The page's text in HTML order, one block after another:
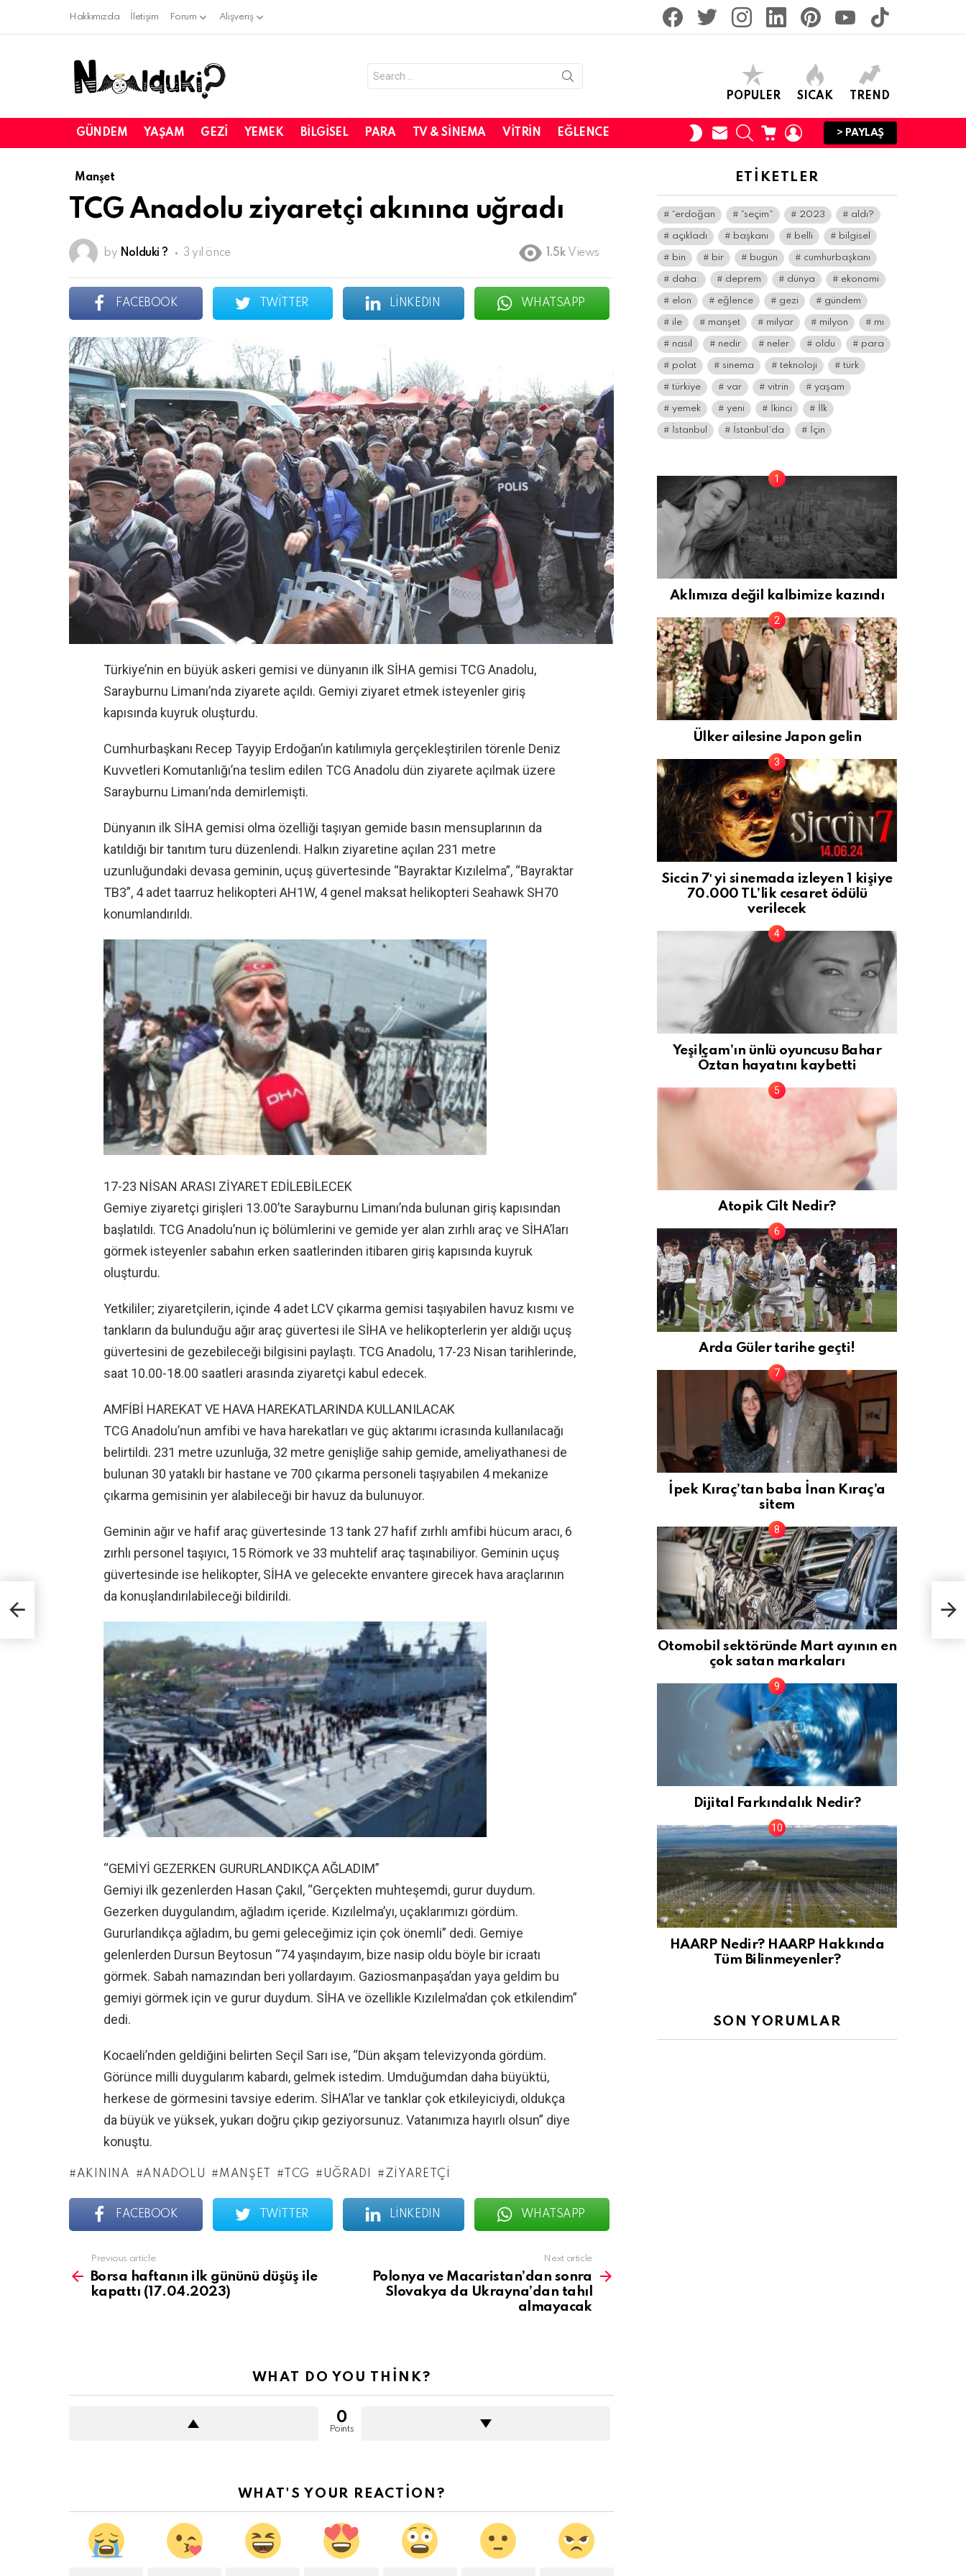
Hakkımızda İletişim Forum Alışveriş
for:
POPULER SICAK TREND
GÜNDEM YAŞAM GEZI YEMEK BILGISEL PARA TV & SINEMA VITRIN EĞLENCE
SWITCH
SKIN
SUBSCRIBE
SEARCHCART LOGIN
> PAYLAŞ
Manşet
TCG Anadolu ziyaretçi akınına uğradı
by Nolduki ? 3 yıl önce 1.5k Views
FACEBOOK TWITTER LINKEDIN WHATSAPP
Türkiye’nin en büyük askeri gemisi ve dünyanın ilk SİHA gemisi TCG Anadolu,
Sarayburnu Limanı’nda ziyarete açıldı. Gemiyi ziyaret etmek isteyenler giriş
kapısında kuyruk oluşturdu.
Cumhurbaşkanı Recep Tayyip Erdoğan’ın katılımıyla gerçekleştirilen törenle Deniz
Kuvvetleri Komutanlığı’na teslim edilen TCG Anadolu dün ziyarete açılmak üzere
Sarayburnu Limanı’nda demirlemişti.
Dünyanın ilk SİHA gemisi olma özelliği taşıyan gemide basın mensuplarının da
katıldığı bir tanıtım turu düzenlendi. Halkın ziyaretine açılan 231 metre
uzunluğundaki devasa geminin, uçuş güvertesinde “Bayraktar Kızılelma”, “Bayraktar
TB3”, 4 adet taarruz helikopteri AH1W, 4 genel maksat helikopteri Seahawk SH70
konumlandırıldı.
17-23 NİSAN ARASI ZİYARET EDİLEBİLECEK
Gemiye ziyaretçi girişleri 13.00’te Sarayburnu Limanı’nda bulunan giriş kapısından
başlatıldı. TCG Anadolu’nun iç bölümlerini ve gemide yer alan zırhlı araç ve SİHA’ları
görmek isteyenler sabahın erken saatlerinden itibaren giriş kapısında kuyruk
oluşturdu.
Yetkililer; ziyaretçilerin, içinde 4 adet LCV çıkarma gemisi taşıyabilen havuz kısmı ve
tankların da bulunduğu ağır araç güvertesi ile SİHA ve helikopterlerin yer aldığı uçuş
güvertesini de gezebileceği bilgisini paylaştı. TCG Anadolu, 17-23 Nisan tarihlerinde,
saat 10.00-18.00 saatleri arasında ziyaretçi kabul edecek.
AMFİBİ HAREKAT VE HAVA HAREKATLARINDA KULLANILACAK
TCG Anadolu’nun amfibi ve hava harekatları ve güç aktarımı icrasında kullanılacağı
belirtildi. 231 metre uzunluğa, 32 metre genişliğe sahip gemide, ameliyathanesi de
bulunan 30 yataklı bir hastane ve 700 çıkarma personeli taşıyabilen 4 mekanize
çıkarma gemisinin yer alabileceği bir havuz da bulunuyor.
Geminin ağır ve hafif araç güvertesinde 13 tank 27 hafif zırhlı amfibi hücum aracı, 6
zırhlı personel taşıyıcı, 15 Römork ve 33 muhtelif araç taşınabiliyor. Geminin uçuş
güvertesinde ise helikopter, SİHA ve gelecekte envantere girecek hava araçlarının
da konuşlandırılabileceği bildirildi.
“GEMİYİ GEZERKEN GURURLANDIKÇA AĞLADIM”
Gemiyi ilk gezenlerden Hasan Çakıl, “Gerçekten muhteşemdi, gurur duydum.
Gezerken duygulandım, ağladım içeride. Kızılelma’yı, uçaklarımızı gördüm.
Gururlandıkça ağladım, bu gemi geleceğimiz için çok önemli” dedi. Gemiye
gelenlerden Dursun Beytosun “74 yaşındayım, bize nasip oldu böyle bir icraatı
görmek. Sabah namazından beri yollardayım. Gaziosmanpaşa’dan yaya geldim bu
gemiyi görmek için ve gurur duydum. SİHA ve özellikle Kızılelma’dan çok etkilendim”
dedi.
Kocaeli’nden geldiğini belirten Seçil Sarı ise, “Dün akşam televizyonda gördüm.
Görünce milli duygularım kabardı, gelmek istedim. Umduğumdan daha büyüktü,
herkese de görmesini tavsiye ederim. SİHA’lar ve tanklar çok etkileyiciydi, oldukça
da büyük ve yüksek, yukarı doğru çıkıp geziyorsunuz. Vatanımıza hayırlı olsun” diye
konuştu.
AKININA ANADOLU MANŞET TCG UĞRADI ZIYARETÇI
FACEBOOK TWITTER LINKEDIN WHATSAPP
more
Previous article
Borsa haftanın ilk gününü düşüş ile
kapattı (17.04.2023)
Next article
Polonya ve Macaristan’dan sonra
Slovakya da Ukrayna’dan tahıl
almayacak
WHAT DO YOU THINK?
0
Points
WHAT'S YOUR REACTION?
ETIKETLER
“erdoğan “seçim” 2023 aldı?
açıkladı başkanı belli bilgisel
bin bir bugün cumhurbaşkanı
daha: deprem dünya ekonomi
elon eğlence gezi gündem
ile manşet milyar milyon mı
nasıl nedir neler oldu para
polat sinema teknoloji türk
türkiye var vitrin yaşam
yemek yeni İkinci İlk
İstanbul İstanbul’da İçin
Aklımıza değil kalbimize kazındı
Ülker ailesine Japon gelin
Siccin 7′ yi sinemada izleyen 1 kişiye
70.000 TL’lik cesaret ödülü
verilecek
Yeşilçam’ın ünlü oyuncusu Bahar
Öztan hayatını kaybetti
Atopik Cilt Nedir?
Arda Güler tarihe geçti!
İpek Kıraç’tan baba İnan Kıraç’a
sitem
Otomobil sektöründe Mart ayının en
çok satan markaları
Dijital Farkındalık Nedir?
HAARP Nedir? HAARP Hakkında
Tüm Bilinmeyenler?
SON YORUMLAR